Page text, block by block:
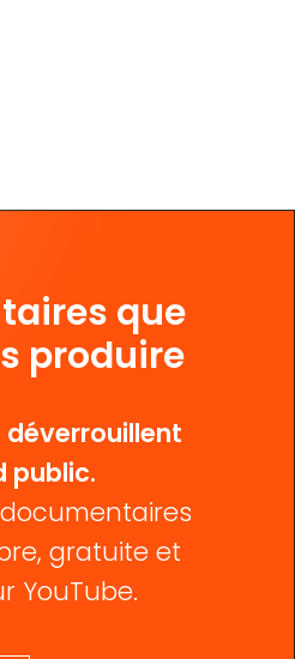
que
produire
déverrouillent
public.
gratuite et
YouTube.